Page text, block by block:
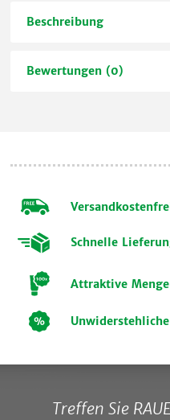
Beschreibung
Bewertungen (0)
Schnelle
Attraktive
Treffen Sie